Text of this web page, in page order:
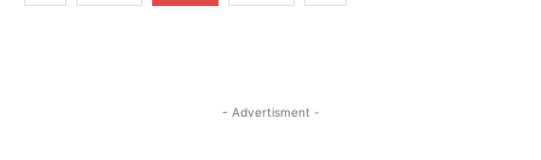
- Advertisment -